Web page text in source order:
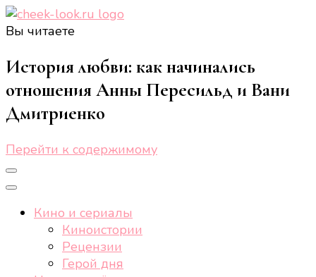
здоровом образе жизни, спорте, стиле, отдыхе и
еде.
Вы читаете
История любви: как начинались
отношения Анны Пересильд и Вани
Дмитриенко
Перейти к содержимому
Кино и сериалы
Киноистории
Рецензии
Герой дня